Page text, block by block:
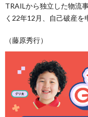
TRAILから独立した物流
く22年12月、自己破産を
（藤原秀行）